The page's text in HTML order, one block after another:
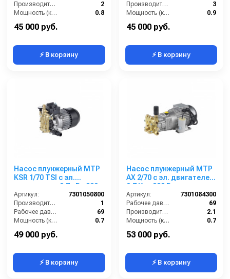
Производительность (л/мин):
2
Мощность (кВт):
0.8
Обороты двигателя (об/мин):
45 000 руб.
⚡ В корзину
Производительность (л/мин):
3
Мощность (кВт):
0.9
Обороты двигателя (об/мин):
45 000 руб.
⚡ В корзину
Насос плунжерный MTP
KSR 1/70 TSI с эл.
двигателем 0,7 кВт 220
В
Артикул:
7301050800
Производительность (л/мин):
1
Рабочее давление (бар):
69
Мощность (кВт):
0.7
49 000 руб.
⚡ В корзину
Насос плунжерный MTP
AX 2/70 с эл. двигателем
0,7 Квт 380 В
Артикул:
7301084300
Рабочее давление (бар):
69
Производительность (л/мин):
2.1
Мощность (кВт):
0.7
53 000 руб.
⚡ В корзину